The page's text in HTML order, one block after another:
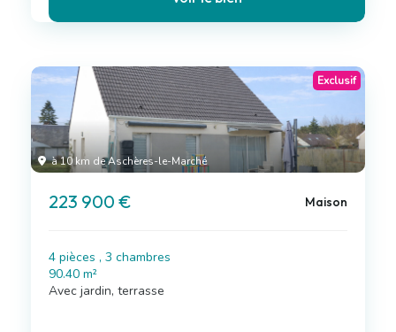
à 10 km de Aschères-le-Marché
Exclusif
223 900 € Maison
4 pièces , 3 chambres
90.40 m²
Avec jardin, terrasse